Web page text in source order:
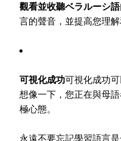
觀看並收聽ベラルーシ
言的聲音，並提高您理
可視化成功可視化成功
想像一下，您正在與母
極心態。
永遠不要忘記學習語言